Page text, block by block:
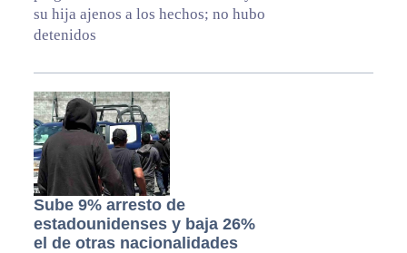
su hija ajenos a los hechos; no hubo
detenidos
Sube 9% arresto de
estadounidenses y baja 26%
el de otras nacionalidades